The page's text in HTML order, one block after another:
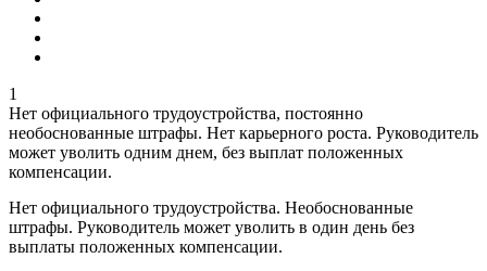
1
Нет официального трудоустройства, постоянно
необоснованные штрафы. Нет карьерного роста. Руководитель
может уволить одним днем, без выплат положенных
компенсации.
Нет официального трудоустройства. Необоснованные
штрафы. Руководитель может уволить в один день без
выплаты положенных компенсации.